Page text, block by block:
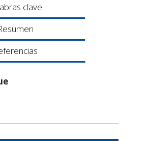
clave